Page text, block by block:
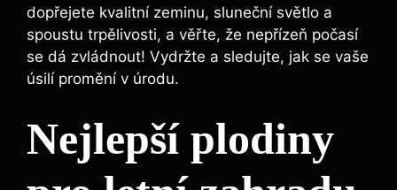
dopřejete kvalitní zeminu, sluneční světlo a
spoustu trpělivosti, a věřte, že nepřízeň počasí
se dá zvládnout! Vydržte a sledujte, jak se vaše
úsilí promění v úrodu.
Nejlepší plodiny